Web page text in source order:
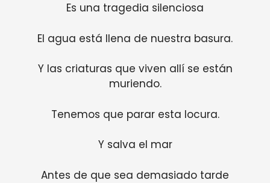
Es una tragedia silenciosa
El agua está llena de nuestra basura.
Y las criaturas que viven allí se están
muriendo.
Tenemos que parar esta locura.
Y salva el mar
Antes de que sea demasiado tarde